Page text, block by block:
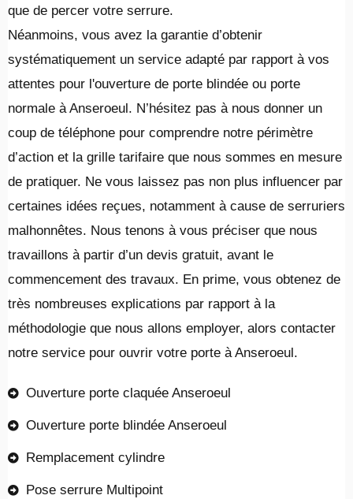
que de percer votre serrure.
Néanmoins, vous avez la garantie d’obtenir
systématiquement un service adapté par rapport à vos
attentes pour l'ouverture de porte blindée ou porte
normale à Anseroeul. N’hésitez pas à nous donner un
coup de téléphone pour comprendre notre périmètre
d’action et la grille tarifaire que nous sommes en mesure
de pratiquer. Ne vous laissez pas non plus influencer par
certaines idées reçues, notamment à cause de serruriers
malhonnêtes. Nous tenons à vous préciser que nous
travaillons à partir d’un devis gratuit, avant le
commencement des travaux. En prime, vous obtenez de
très nombreuses explications par rapport à la
méthodologie que nous allons employer, alors contacter
notre service pour ouvrir votre porte à Anseroeul.
Ouverture porte claquée Anseroeul
Ouverture porte blindée Anseroeul
Remplacement cylindre
Pose serrure Multipoint